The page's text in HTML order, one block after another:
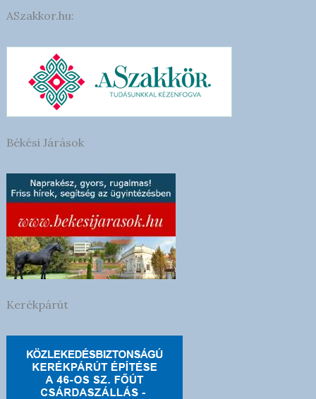
ASzakkor.hu:
Békési Járások
Kerékpárút